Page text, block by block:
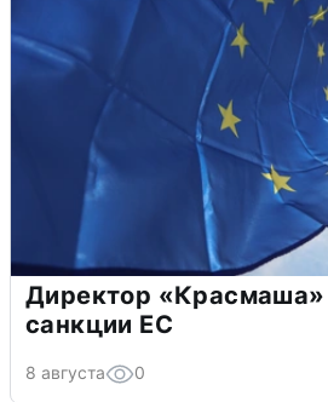
Директор «Красмаша»
санкции ЕС
8 августа 0